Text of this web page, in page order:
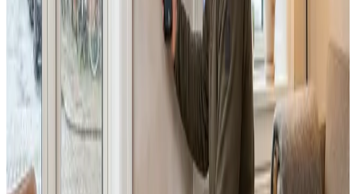
Dimensionering efter BR18 og AT-krav